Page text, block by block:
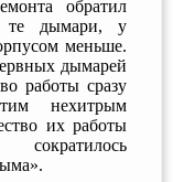
обратил
те дымари, у
меньше.
дымарей
работы сразу
нехитрым
их работы